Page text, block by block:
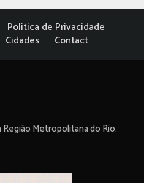
Política de Privacidade
Cidades Contact
Metropolitana do Rio.